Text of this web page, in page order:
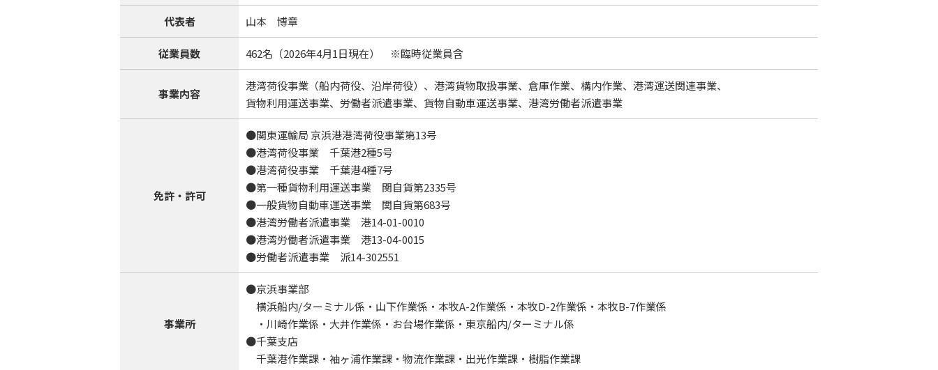
代表者 山本 博章
従業員数 462名（2026年4月1日現在） ※臨時従業員含
事業内容
港湾荷役事業（船内荷役、沿岸荷役）、港湾貨物取扱事業、倉庫作業、構内作業、港湾運送関連事業、
貨物利用運送事業、労働者派遣事業、貨物自動車運送事業、港湾労働者派遣事業
免許・許可
●関東運輸局 京浜港港湾荷役事業第13号
●港湾荷役事業 千葉港2種5号
●港湾荷役事業 千葉港4種7号
●第一種貨物利用運送事業 関自貨第2335号
●一般貨物自動車運送事業 関自貨第683号
●港湾労働者派遣事業 港14-01-0010
●港湾労働者派遣事業 港13-04-0015
●労働者派遣事業 派14-302551
事業所
●京浜事業部
横浜船内/ターミナル係・山下作業係・本牧A-2作業係・本牧D-2作業係・本牧B-7作業係
・川崎作業係・大井作業係・お台場作業係・東京船内/ターミナル係
●千葉支店
千葉港作業課・袖ヶ浦作業課・物流作業課・出光作業課・樹脂作業課